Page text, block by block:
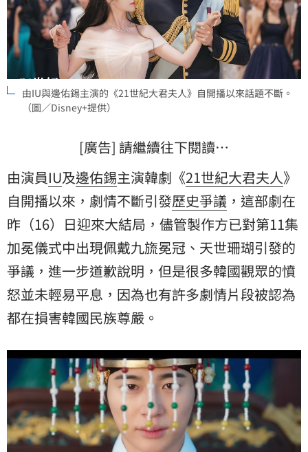
由IU與邊佑錫主演的《21世紀大君夫人》自開播以來話題不斷。
（圖／Disney+提供）
[廣告] 請繼續往下閱讀…
由演員IU及邊佑錫主演韓劇《21世紀大君夫人》
自開播以來，劇情不斷引發歷史爭議 ，這部劇在
昨（16）日迎來大結局，儘管製作方已對第11集
加冕儀式中出現佩戴九旒冕冠、天世珊瑚引發的
爭議，進一步道歉說明，但是很多韓國觀眾的憤
怒並未輕易平息，因為也有許多劇情片段被認為
都在損害韓國民族尊嚴。